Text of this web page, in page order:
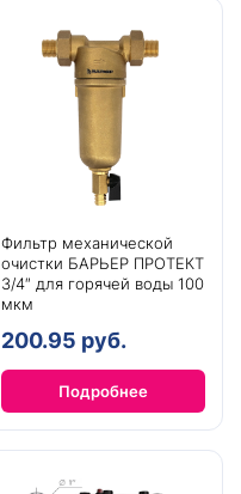
Фильтр механической
очистки БАРЬЕР ПРОТЕКТ
3/4″ для горячей воды 100
мкм
200.95 руб.
Подробнее